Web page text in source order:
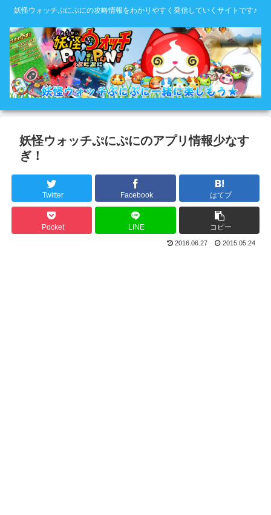
妖怪ウォッチぷにぷにの攻略情報をわかりやすく発信していくサイトです♪
妖怪ウォッチぷにぷにのアプリ情報少なす
ぎ！
Twitter Facebook はてブ
Pocket LINE コピー
2016.06.27 2015.05.24